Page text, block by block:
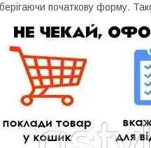
початкову форму.